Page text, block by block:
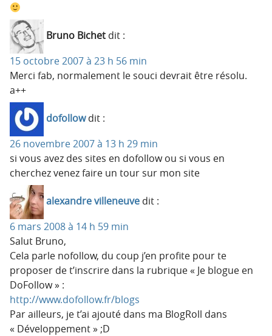
Bruno Bichet dit :
15 octobre 2007 à 23 h 56 min
Merci fab, normalement le souci devrait être résolu.
a++
dofollow dit :
26 novembre 2007 à 13 h 29 min
si vous avez des sites en dofollow ou si vous en
cherchez venez faire un tour sur mon site
alexandre villeneuve dit :
6 mars 2008 à 14 h 59 min
Salut Bruno,
Cela parle nofollow, du coup j’en profite pour te
proposer de t’inscrire dans la rubrique « Je blogue en
DoFollow » :
http://www.dofollow.fr/blogs
Par ailleurs, je t’ai ajouté dans ma BlogRoll dans
« Développement » ;D